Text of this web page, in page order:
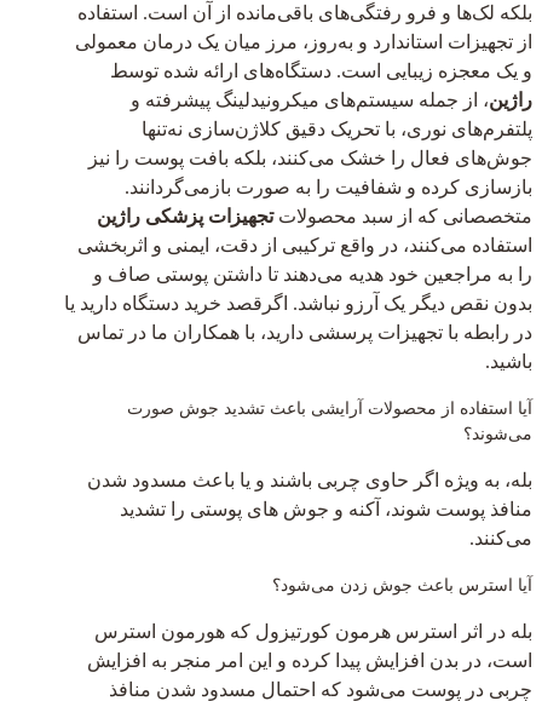
بلکه لک‌ها و فرو رفتگی‌های باقی‌مانده از آن است. استفاده
از تجهیزات استاندارد و به‌روز، مرز میان یک درمان معمولی
و یک معجزه زیبایی است. دستگاه‌های ارائه شده توسط
راژین، از جمله سیستم‌های میکرونیدلینگ پیشرفته و
پلتفرم‌های نوری، با تحریک دقیق کلاژن‌سازی نه‌تنها
جوش‌های فعال را خشک می‌کنند، بلکه بافت پوست را نیز
بازسازی کرده و شفافیت را به صورت بازمی‌گردانند.
متخصصانی که از سبد محصولاتتجهیزات پزشکی راژین
استفاده می‌کنند، در واقع ترکیبی از دقت، ایمنی و اثربخشی
را به مراجعین خود هدیه می‌دهند تا داشتن پوستی صاف و
بدون نقص دیگر یک آرزو نباشد. اگرقصد خرید دستگاه دارید یا
در رابطه با تجهیزات پرسشی دارید، با همکاران ما در تماس
باشید.
آیا استفاده از محصولات آرایشی باعث تشدید جوش صورت
می‌شوند؟
بله، به ویژه اگر حاوی چربی باشند و یا باعث مسدود شدن
منافذ پوست شوند، آکنه و جوش های پوستی را تشدید
می‌کنند.
آیا استرس باعث جوش زدن می‌شود؟
بله در اثر استرس هرمون کورتیزول که هورمون استرس
است، در بدن افزایش پیدا کرده و این امر منجر به افزایش
چربی در پوست می‌شود که احتمال مسدود شدن منافذ